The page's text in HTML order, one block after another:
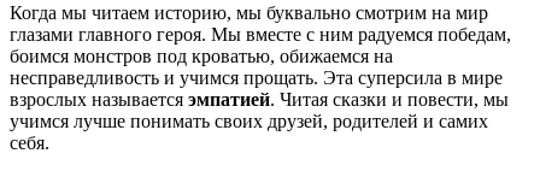
Когда мы читаем историю, мы буквально смотрим на мир
глазами главного героя. Мы вместе с ним радуемся победам,
боимся монстров под кроватью, обижаемся на
несправедливость и учимся прощать. Эта суперсила в мире
взрослых называется эмпатией. Читая сказки и повести, мы
учимся лучше понимать своих друзей, родителей и самих
себя.